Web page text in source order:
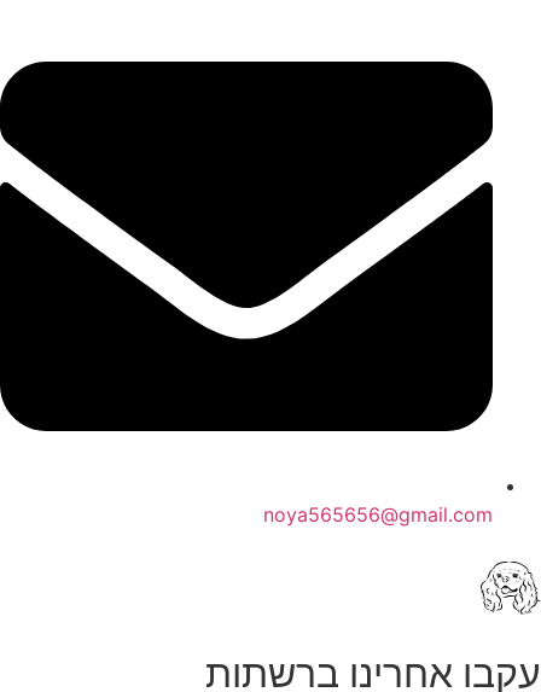
noya565656@gmail.com
עקבו אחרינו ברשתות